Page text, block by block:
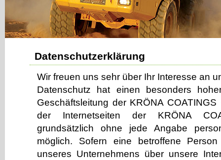
Datenschutzerklärung
Wir freuen uns sehr über Ihr Interesse an
Datenschutz hat einen besonders
Geschäftsleitung der KRÖNA
der Internetseiten der KRÖNA
grundsätzlich ohne jede Angabe
möglich. Sofern eine betroffene
unseres Unternehmens über unsere